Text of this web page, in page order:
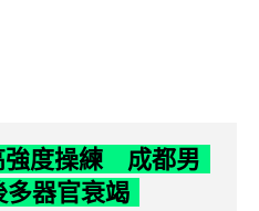
強度操練 成都男
器官衰竭